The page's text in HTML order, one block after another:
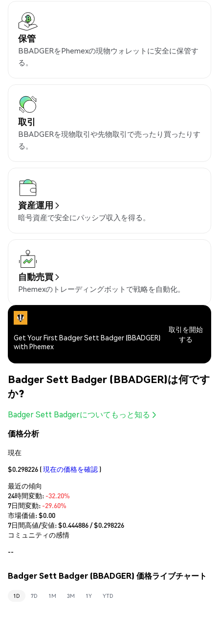
保管
BBADGERをPhemexの現物ウォレットに安全に保管す
る。
取引
BBADGERを現物取引や先物取引で売ったり買ったりす
る。
資産運用
暗号資産で安全にパッシブ収入を得る。
自動売買
Phemexのトレーディングボットで戦略を自動化。
Get Your First Badger Sett Badger (BBADGER)
with Phemex
取引を開始
する
Badger Sett Badger (BBADGER)は何です
か?
Badger Sett Badgerについてもっと知る
価格分析
現在
$0.298226 (現在の価格を確認 )
最近の傾向
24時間変動: -32.20%
7日間変動: -29.60%
市場価値:$0.00
7日間高値/安値: $0.444886/ $0.298226
コミュニティの感情
--
Badger Sett Badger (BBADGER) 価格ライブチャート
1D 7D 1M 3M 1Y YTD